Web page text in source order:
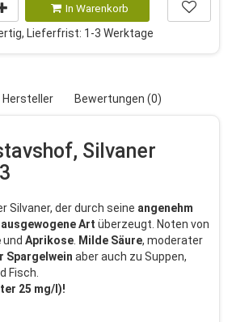
In Warenkorb
Lieferfrist: 1-3 Werktage
Hersteller Bewertungen (0)
Silvaner
Silvaner, der durch seine angenehm
Art überzeugt. Noten von
und Aprikose Milde Säure, moderater
Spargelwein aber auch zu Suppen,
Fisch.
25 mg/l)!